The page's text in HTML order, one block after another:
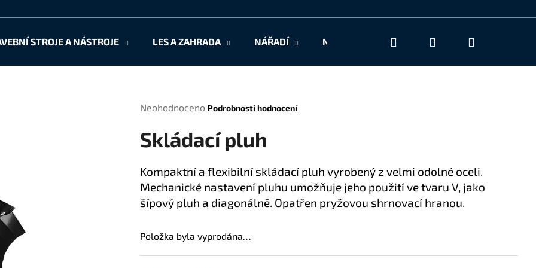
STROJE A NÁSTROJE LES A ZAHRADA NÁŘADÍ NAŠE SLUŽBY KONTAKT
Hledat Přihlášení
Průměrné
produktu
je
z
5
hvězdiček.
Neohodnoceno Podrobnosti hodnocení
Skládací pluh
Kompaktní a flexibilní skládací pluh vyrobený z velmi odolné oceli.
Mechanické nastavení pluhu umožňuje jeho použití ve tvaru V, jako
šípový pluh a diagonálně. Opatřen pryžovou shrnovací hranou.
Položka byla vyprodána…
Co potřebujete najít?
HLEDAT